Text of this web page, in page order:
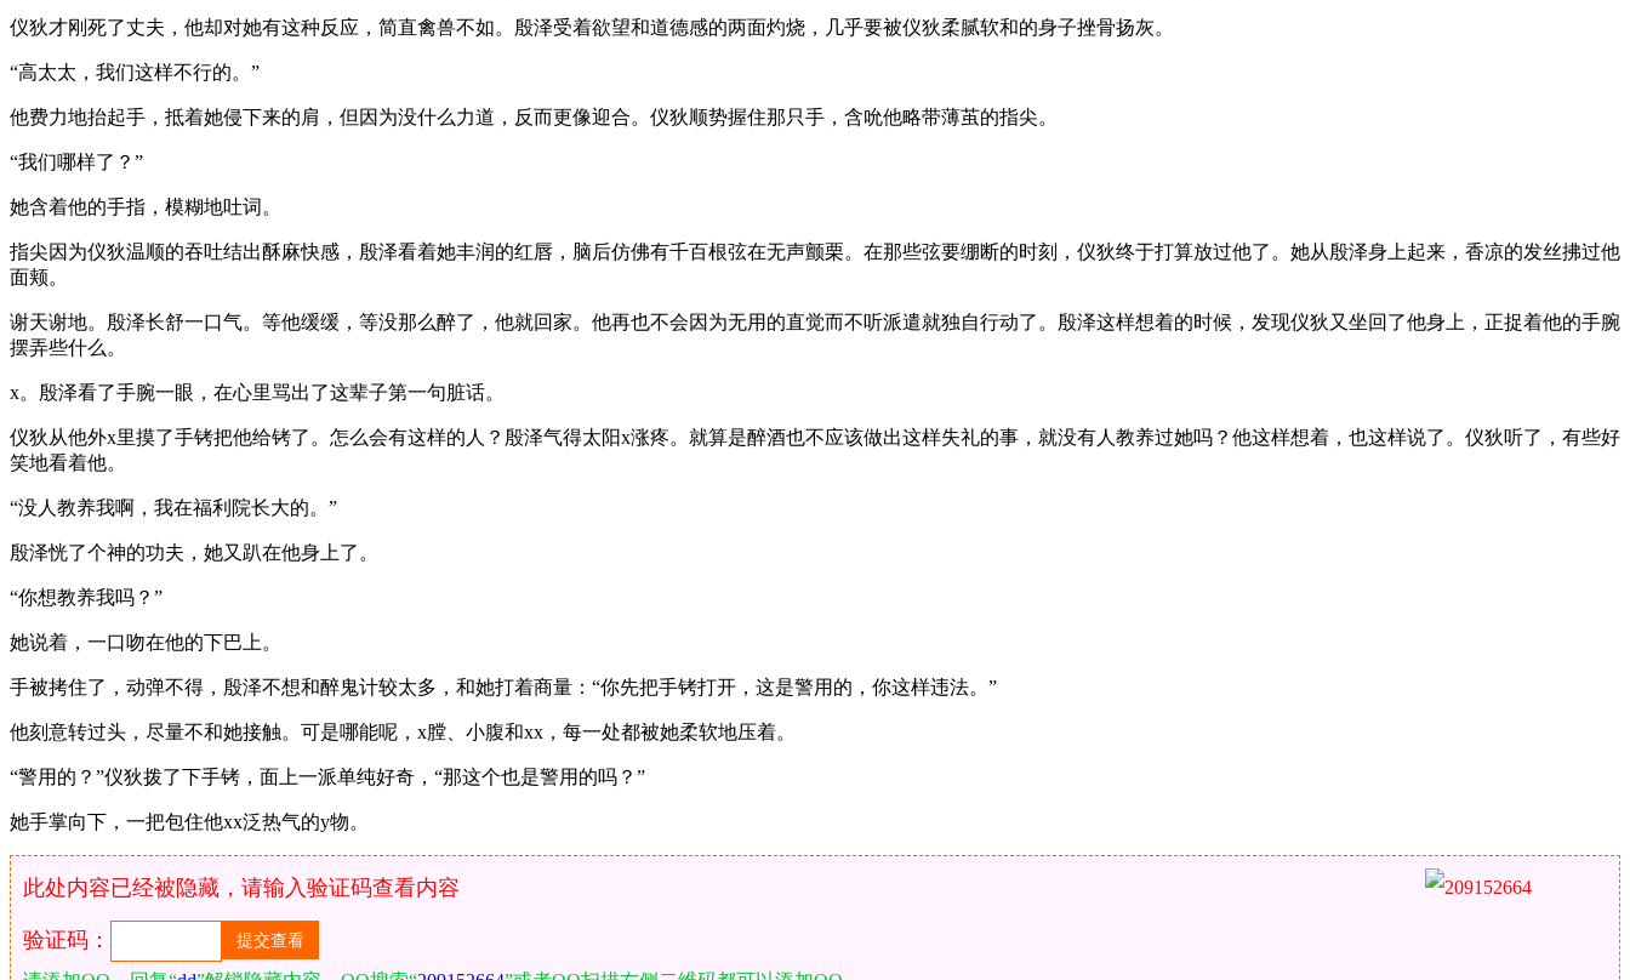
仪狄才刚死了丈夫，他却对她有这种反应，简直禽兽不如。殷泽受着欲望和道德感的两面灼烧，几乎要被仪狄柔腻软和的身子挫骨扬灰。
“高太太，我们这样不行的。”
他费力地抬起手，抵着她侵下来的肩，但因为没什么力道，反而更像迎合。仪狄顺势握住那只手，含吮他略带薄茧的指尖。
“我们哪样了？”
她含着他的手指，模糊地吐词。
指尖因为仪狄温顺的吞吐结出酥麻快感，殷泽看着她丰润的红唇，脑后仿佛有千百根弦在无声颤栗。在那些弦要绷断的时刻，仪狄终于打算放过他了。她从殷泽身上起来，香凉的发丝拂过他
面颊。
谢天谢地。殷泽长舒一口气。等他缓缓，等没那么醉了，他就回家。他再也不会因为无用的直觉而不听派遣就独自行动了。殷泽这样想着的时候，发现仪狄又坐回了他身上，正捉着他的手腕
摆弄些什么。
x。殷泽看了手腕一眼，在心里骂出了这辈子第一句脏话。
仪狄从他外x里摸了手铐把他给铐了。怎么会有这样的人？殷泽气得太阳x涨疼。就算是醉酒也不应该做出这样失礼的事，就没有人教养过她吗？他这样想着，也这样说了。仪狄听了，有些好
笑地看着他。
“没人教养我啊，我在福利院长大的。”
殷泽恍了个神的功夫，她又趴在他身上了。
“你想教养我吗？”
她说着，一口吻在他的下巴上。
手被拷住了，动弹不得，殷泽不想和醉鬼计较太多，和她打着商量：“你先把手铐打开，这是警用的，你这样违法。”
他刻意转过头，尽量不和她接触。可是哪能呢，x膛、小腹和xx，每一处都被她柔软地压着。
“警用的？”仪狄拨了下手铐，面上一派单纯好奇，“那这个也是警用的吗？”
她手掌向下，一把包住他xx泛热气的y物。
此处内容已经被隐藏，请输入验证码查看内容
验证码：